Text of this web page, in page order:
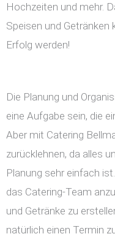
Hochzeiten und mehr.
Speisen und Getränken
Erfolg werden!
Die Planung und
eine Aufgabe sein, die
Aber mit Catering
zurücklehnen, da alles
Planung sehr einfach
das Catering-Team
und Getränke zu
natürlich einen Termin